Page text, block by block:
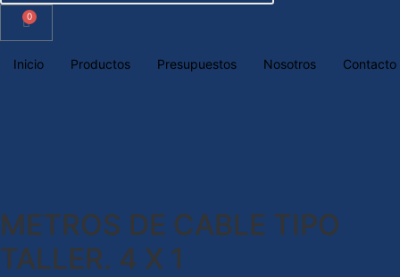
0
Inicio Productos Presupuestos Nosotros Contacto
METROS DE CABLE TIPO
TALLER. 4 X 1